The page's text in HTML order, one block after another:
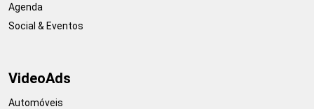
Agenda
Social & Eventos
VideoAds
Automóveis